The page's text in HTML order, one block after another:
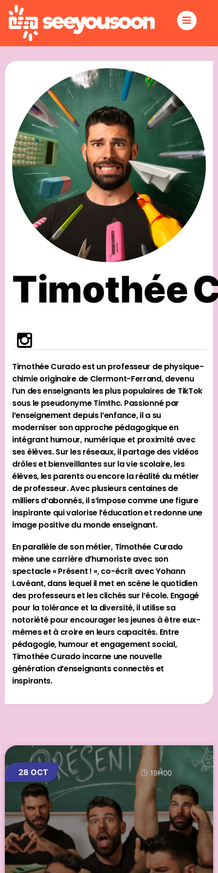
Timothée
Timothée Curado est un professeur de physique-
chimie originaire de Clermont-Ferrand, devenu
l’un des enseignants les plus populaires de TikTok
sous le pseudonyme Timthc. Passionné par
l’enseignement depuis l’enfance, il a su
moderniser son approche pédagogique en
intégrant humour, numérique et proximité avec
ses élèves. Sur les réseaux, il partage des vidéos
drôles et bienveillantes sur la vie scolaire, les
élèves, les parents ou encore la réalité du métier
de professeur. Avec plusieurs centaines de
milliers d’abonnés, il s’impose comme une figure
inspirante qui valorise l’éducation et redonne une
image positive du monde enseignant.
En parallèle de son métier, Timothée Curado
mène une carrière d’humoriste avec son
spectacle « Présent ! », co-écrit avec Yohann
Lavéant, dans lequel il met en scène le quotidien
des professeurs et les clichés sur l’école. Engagé
pour la tolérance et la diversité, il utilise sa
notoriété pour encourager les jeunes à être eux-
mêmes et à croire en leurs capacités. Entre
pédagogie, humour et engagement social,
Timothée Curado incarne une nouvelle
génération d’enseignants connectés et
inspirants.
28 OCT 19H00